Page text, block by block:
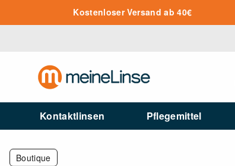
Zum Hauptinhalt springenKostenloser Versand ab 40€
Kontaktlinsen Pflegemittel
Boutique